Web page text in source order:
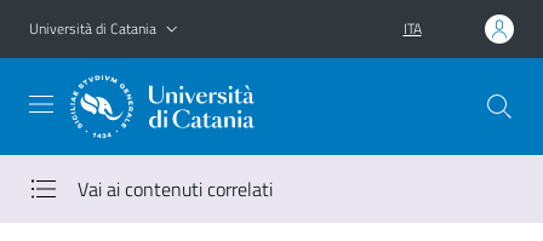
Vai al contenuto principale
Vai al menu di navigazione
Università di Catania ITA
Vai ai contenuti correlati